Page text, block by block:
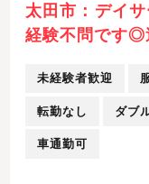
太田市：デイ
経験不問です◎
未経験者歓迎
転勤なし ダブ
車通勤可